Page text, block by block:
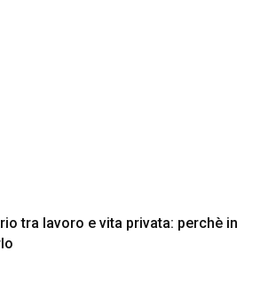
tra lavoro e vita privata: perchè in